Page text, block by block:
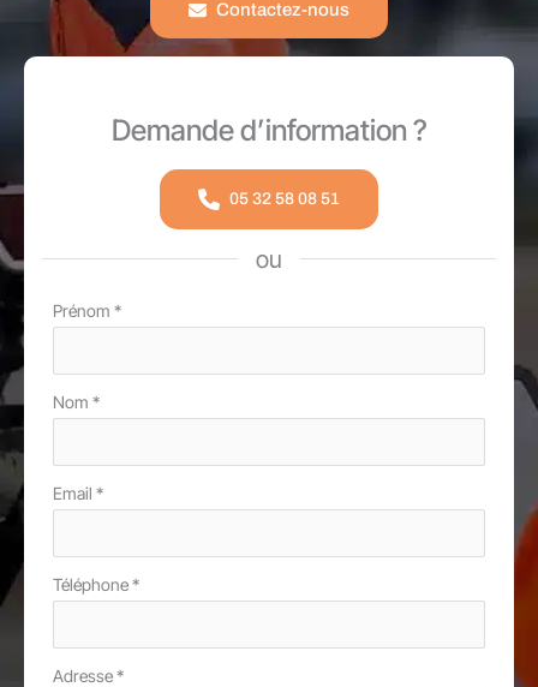
Contactez-nous
Demande d’information ?
05 32 58 08 51
ou
Formulaire
avec
téléphone
Prénom *
Nom *
Email *
Téléphone*
Adresse*